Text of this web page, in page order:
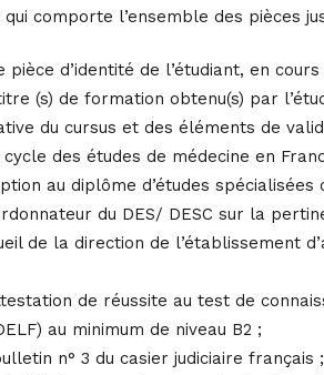
comporte l’ensemble des pièces
pièce d’identité de l’étudiant, en
(s) de formation obtenu(s) par
du cursus et des éléments de
des études de médecine en
au diplôme d’études
du DES/ DESC sur la
de la direction de l’établissement
de réussite au test de
au minimum de niveau B2 ;
n° 3 du casier judiciaire français ;